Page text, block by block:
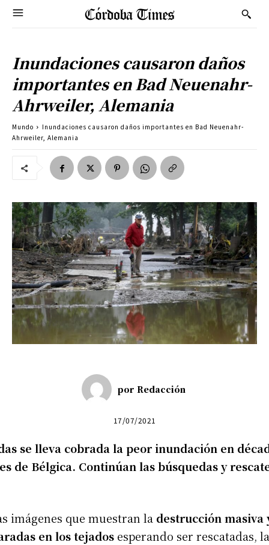
Inundaciones causaron daños
importantes en Bad Neuenahr-
Ahrweiler, Alemania
Mundo
Inundaciones causaron daños importantes en Bad Neuenahr-
Ahrweiler, Alemania
por Redacción
17/07/2021
se lleva cobrada la peor inundación en
de Bélgica. Continúan las búsquedas y
imágenes que muestran la destrucción masiva
en los tejadosesperando ser rescatadas,